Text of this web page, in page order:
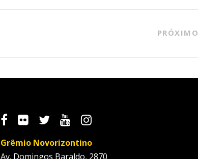
PRÓXIMO
Grêmio Novorizontino
Av. Domingos Baraldo, 2870